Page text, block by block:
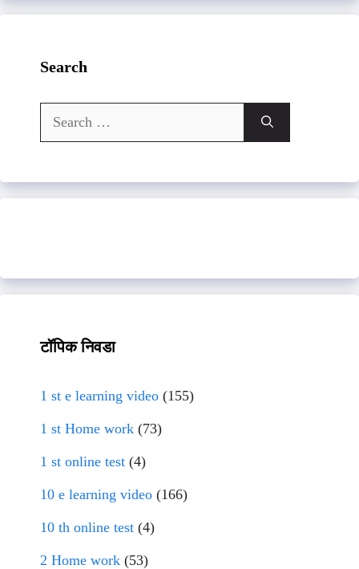
Search
Search
for:
टॉपिक निवडा
1 st e learning video (155)
1 st Home work (73)
1 st online test (4)
10 e learning video (166)
10 th online test (4)
2 Home work (53)